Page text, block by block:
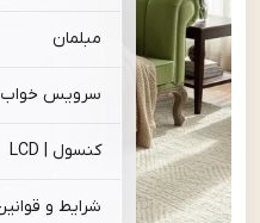
سرویس خواب
کنسول | LCD
شرایط و قوانین